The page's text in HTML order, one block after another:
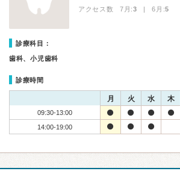
アクセス数 7月:3 | 6月:5
診療科目：
歯科、小児歯科
診療時間
月 火 水 木
09:30-13:00
14:00-19:00